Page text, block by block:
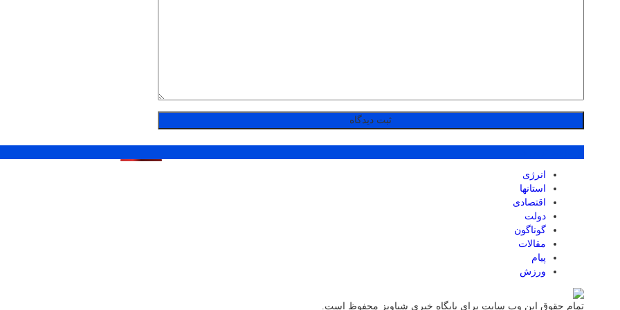
انرژی
استانها
اقتصادی
دولت
گوناگون
مقالات
پیام
ورزش
تمام حقوق این وب سایت برای پایگاه خبری شباویز محفوظ است.